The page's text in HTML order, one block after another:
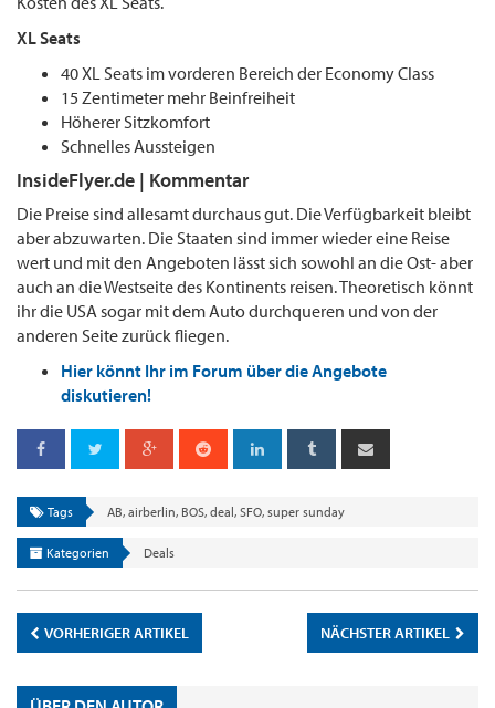
XL Seats
40 XL Seats im vorderen Bereich der Economy Class
15 Zentimeter mehr Beinfreiheit
Höherer Sitzkomfort
Schnelles Aussteigen
InsideFlyer.de | Kommentar
Die Preise sind allesamt durchaus gut. Die Verfügbarkeit bleibt
aber abzuwarten. Die Staaten sind immer wieder eine Reise
wert und mit den Angeboten lässt sich sowohl an die Ost- aber
auch an die Westseite des Kontinents reisen. Theoretisch könnt
ihr die USA sogar mit dem Auto durchqueren und von der
anderen Seite zurück fliegen.
Hier könnt Ihr im Forum über die Angebote
diskutieren!
Tags AB, airberlin, BOS, deal, SFO, super sunday
Kategorien Deals
VORHERIGER ARTIKEL NÄCHSTER ARTIKEL